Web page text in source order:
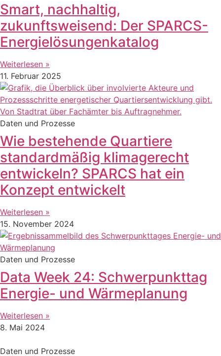
Smart, nachhaltig,
zukunftsweisend: Der SPARCS-
Energielösungenkatalog
Weiterlesen »
11. Februar 2025
Daten und Prozesse
Wie bestehende Quartiere
standardmäßig klimagerecht
entwickeln? SPARCS hat ein
Konzept entwickelt
Weiterlesen »
15. November 2024
Daten und Prozesse
Data Week 24: Schwerpunkttag
Energie- und Wärmeplanung
Weiterlesen »
8. Mai 2024
Daten und Prozesse